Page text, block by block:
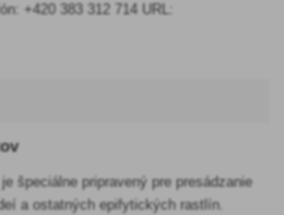
+420 383 312 714 URL:
špeciálne pripravený pre presádzanie
a ostatných epifytických rastlín.